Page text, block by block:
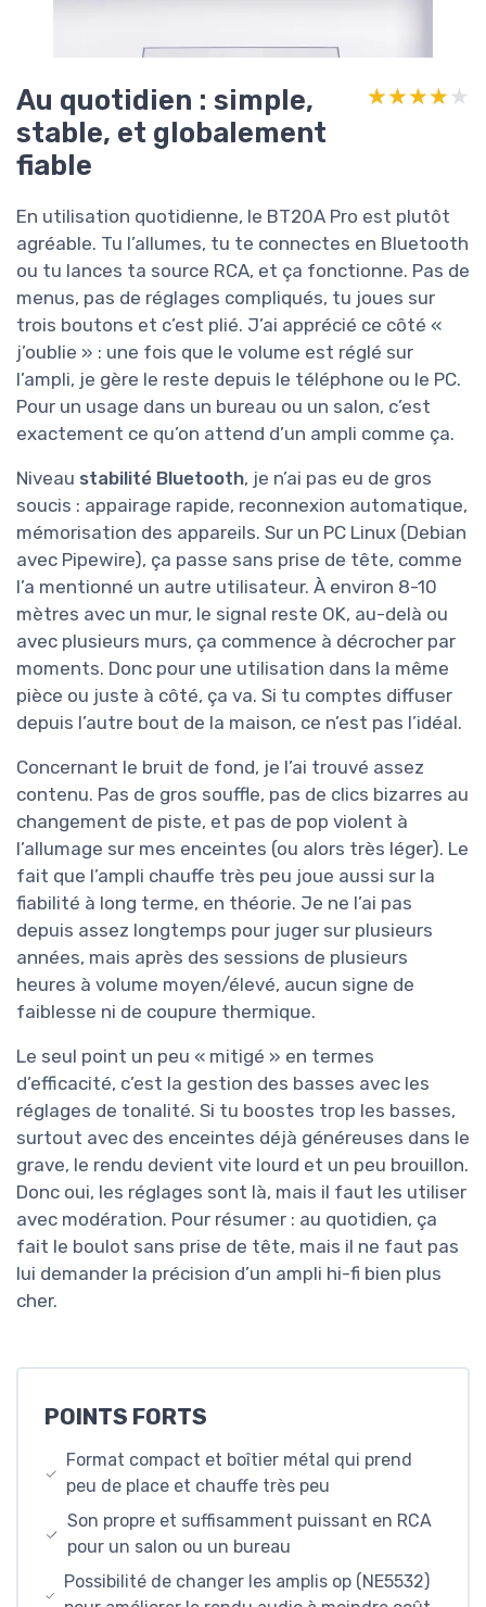
Au quotidien : simple,
stable, et globalement
fiable
★★★★★
★★★★★
En utilisation quotidienne, le BT20A Pro est plutôt
agréable. Tu l’allumes, tu te connectes en Bluetooth
ou tu lances ta source RCA, et ça fonctionne. Pas de
menus, pas de réglages compliqués, tu joues sur
trois boutons et c’est plié. J’ai apprécié ce côté «
j’oublie » : une fois que le volume est réglé sur
l’ampli, je gère le reste depuis le téléphone ou le PC.
Pour un usage dans un bureau ou un salon, c’est
exactement ce qu’on attend d’un ampli comme ça.
Niveau stabilité Bluetooth, je n’ai pas eu de gros
soucis : appairage rapide, reconnexion automatique,
mémorisation des appareils. Sur un PC Linux (Debian
avec Pipewire), ça passe sans prise de tête, comme
l’a mentionné un autre utilisateur. À environ 8-10
mètres avec un mur, le signal reste OK, au-delà ou
avec plusieurs murs, ça commence à décrocher par
moments. Donc pour une utilisation dans la même
pièce ou juste à côté, ça va. Si tu comptes diffuser
depuis l’autre bout de la maison, ce n’est pas l’idéal.
Concernant le bruit de fond, je l’ai trouvé assez
contenu. Pas de gros souffle, pas de clics bizarres au
changement de piste, et pas de pop violent à
l’allumage sur mes enceintes (ou alors très léger). Le
fait que l’ampli chauffe très peu joue aussi sur la
fiabilité à long terme, en théorie. Je ne l’ai pas
depuis assez longtemps pour juger sur plusieurs
années, mais après des sessions de plusieurs
heures à volume moyen/élevé, aucun signe de
faiblesse ni de coupure thermique.
Le seul point un peu « mitigé » en termes
d’efficacité, c’est la gestion des basses avec les
réglages de tonalité. Si tu boostes trop les basses,
surtout avec des enceintes déjà généreuses dans le
grave, le rendu devient vite lourd et un peu brouillon.
Donc oui, les réglages sont là, mais il faut les utiliser
avec modération. Pour résumer : au quotidien, ça
fait le boulot sans prise de tête, mais il ne faut pas
lui demander la précision d’un ampli hi-fi bien plus
cher.
POINTS FORTS
Format compact et boîtier métal qui prend
peu de place et chauffe très peu
Son propre et suffisamment puissant en RCA
pour un salon ou un bureau
Possibilité de changer les amplis op (NE5532)